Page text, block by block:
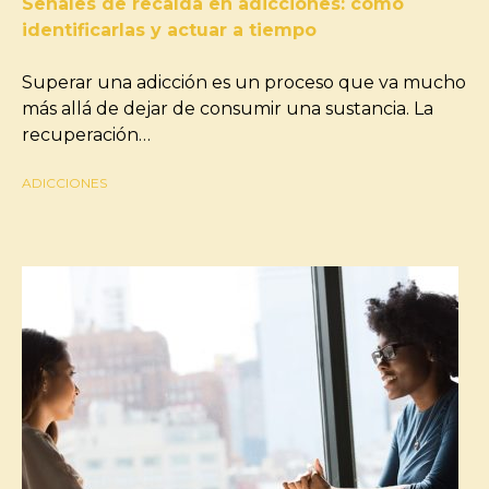
identificarlas y actuar a tiempo
Superar una adicción es un proceso que va mucho
más allá de dejar de consumir una sustancia. La
recuperación…
ADICCIONES